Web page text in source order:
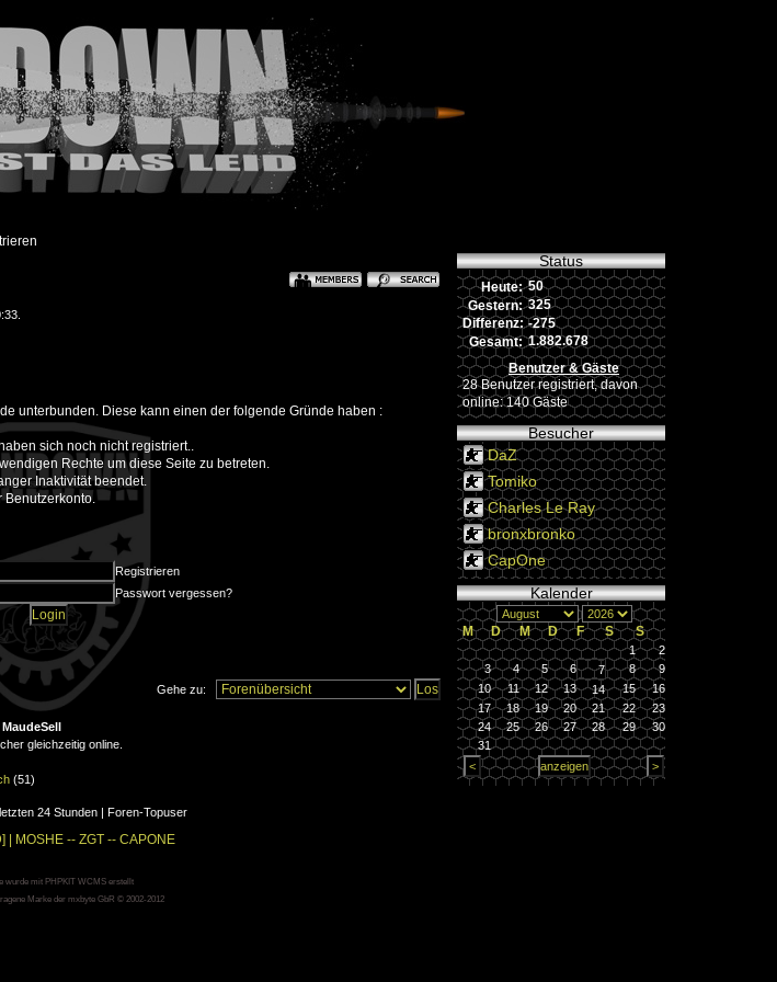
unterbunden. Diese kann einen der folgende Gründe haben :
sich noch nicht registriert..
Rechte um diese Seite zu betreten.
Inaktivität beendet.
Benutzerkonto.
Registrieren
Passwort vergessen?
Gehe zu:
MaudeSell
gleichzeitig online.
(51)
24 Stunden| Foren-Topuser
Status
Heute: 50
Gestern: 325
Differenz: -275
Gesamt: 1.882.678
Benutzer & Gäste
28 Benutzer registriert, davon
online: 140 Gäste
Besucher
DaZ
Tomiko
Charles Le Ray
bronxbronko
CapOne
Kalender
M D M D F S S
1
2
3
4 5 6 7 8
9
10
11 12 13 14 15
16
17
18 19 20 21 22
23
24
25 26 27 28 29
30
31
| MOSHE -- ZGT -- CAPONE
wurde mit PHPKIT WCMS erstellt
Marke der mxbyte GbR © 2002-2012